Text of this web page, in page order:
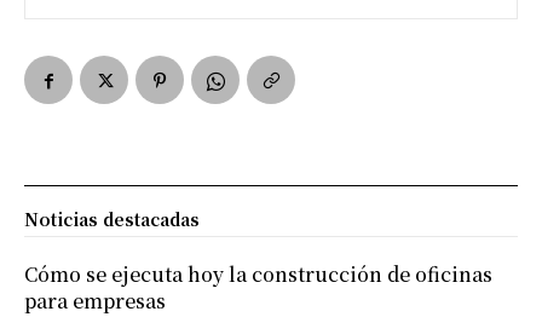
Noticias destacadas
Cómo se ejecuta hoy la construcción de oficinas
para empresas